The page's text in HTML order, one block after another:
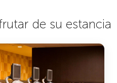
de su estancia